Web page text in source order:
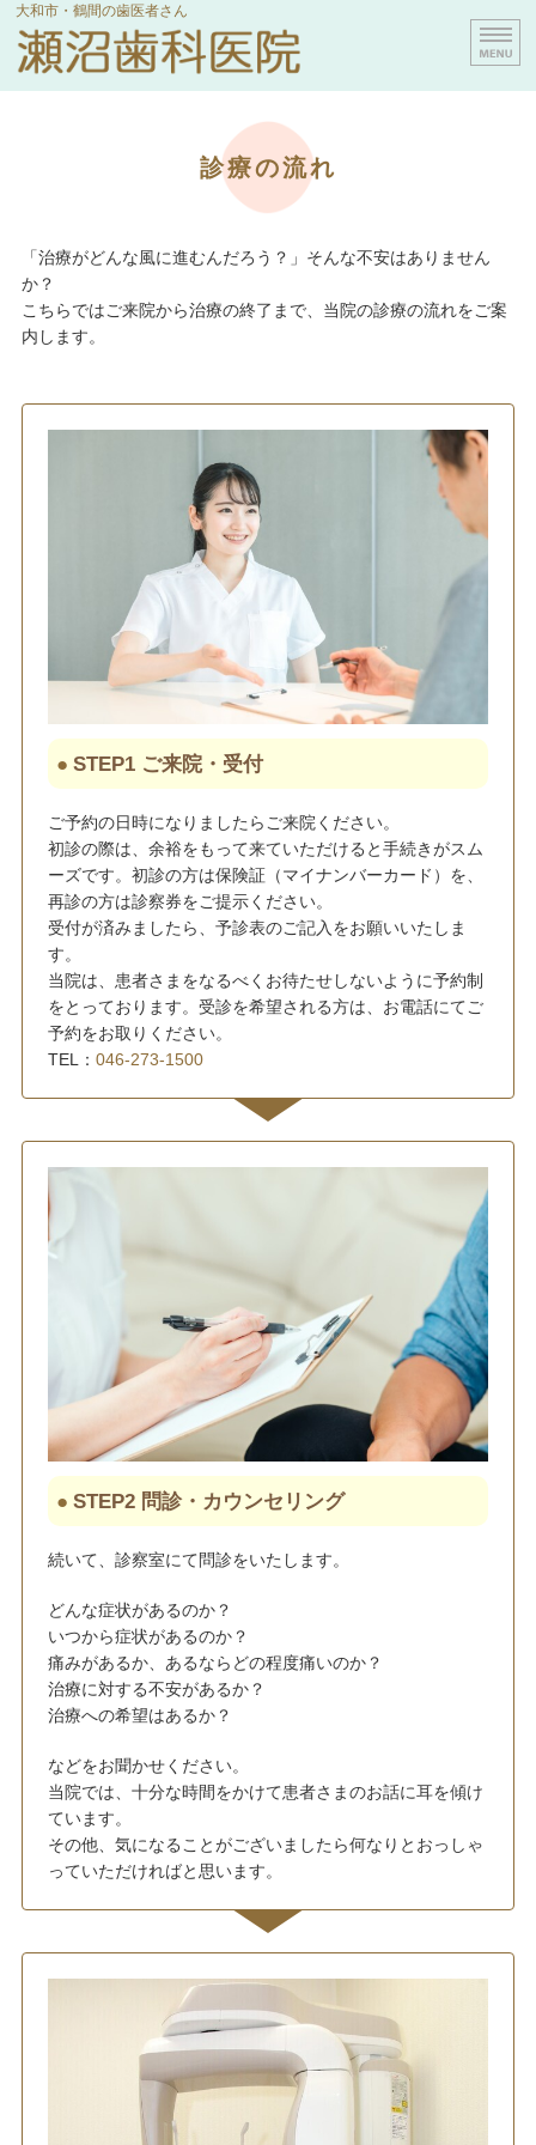
瀬沼歯科医院｜神奈川県
大和市・鶴間の歯医者さん
診療の流れ
お問い合わせ
診療の流れ
「治療がどんな風に進むんだろう？」そんな不安はありません
か？
こちらではご来院から治療の終了まで、当院の診療の流れをご案
内します。
STEP1 ご来院・受付
ご予約の日時になりましたらご来院ください。
初診の際は、余裕をもって来ていただけると手続きがスム
ーズです。初診の方は保険証（マイナンバーカード）を、
再診の方は診察券をご提示ください。
受付が済みましたら、予診表のご記入をお願いいたしま
す。
当院は、患者さまをなるべくお待たせしないように予約制
をとっております。受診を希望される方は、お電話にてご
予約をお取りください。
TEL： 046-273-1500
STEP2 問診・カウンセリング
続いて、診察室にて問診をいたします。
どんな症状があるのか？
いつから症状があるのか？
痛みがあるか、あるならどの程度痛いのか？
治療に対する不安があるか？
治療への希望はあるか？
などをお聞かせください。
当院では、十分な時間をかけて患者さまのお話に耳を傾け
ています。
その他、気になることがございましたら何なりとおっしゃ
っていただければと思います。